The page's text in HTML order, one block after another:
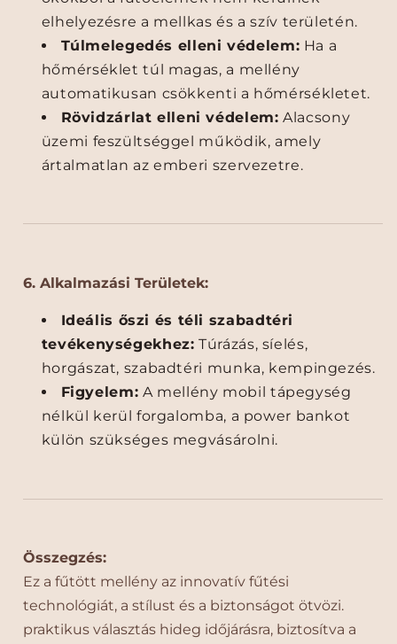
é
g
é
n
c
s
k
t
s
e
é
g
é
n
e
k
n
ö
l
e
elhelyezésre a mellkas és a szív területén.
Túlmelegedés elleni védelem: Ha a
hőmérséklet túl magas, a mellény
automatikusan csökkenti a hőmérsékletet.
Rövidzárlat elleni védelem: Alacsony
üzemi feszültséggel működik, amely
ártalmatlan az emberi szervezetre.
6. Alkalmazási Területek:
Ideális őszi és téli szabadtéri
tevékenységekhez: Túrázás, síelés,
horgászat, szabadtéri munka, kempingezés.
Figyelem: A mellény mobil tápegység
nélkül kerül forgalomba, a power bankot
külön szükséges megvásárolni.
Összegzés:
Ez a fűtött mellény az innovatív fűtési
technológiát, a stílust és a biztonságot ötvözi.
praktikus választás hideg időjárásra, biztosítva a